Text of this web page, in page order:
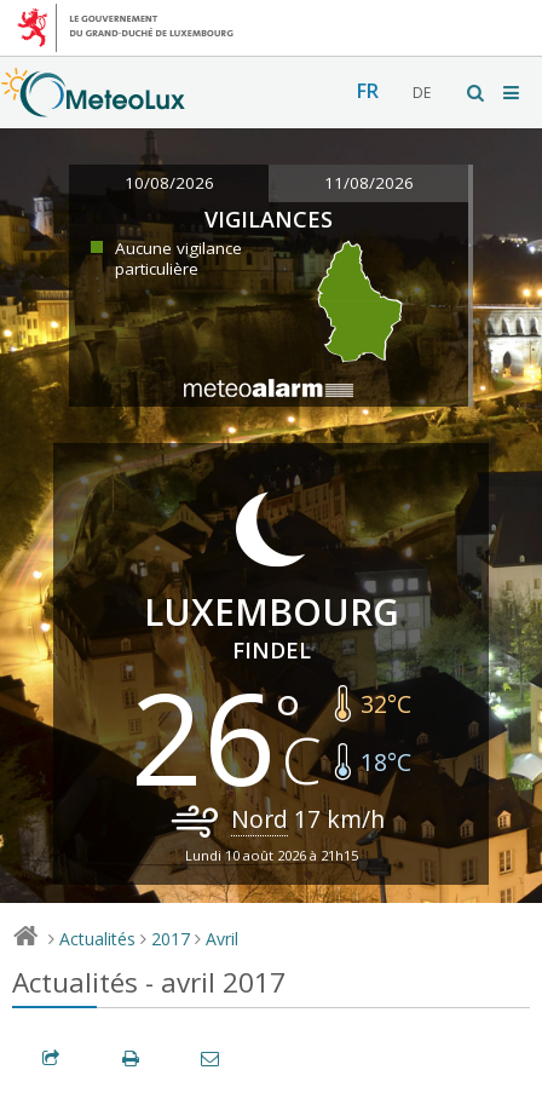
FR DE
10/08/2026 11/08/2026
VIGILANCES
Aucune vigilance
particulière
LUXEMBOURG
FINDEL
26 32°C
18°C
Nord 17km/h
Lundi 10 août 2026 à 21h15
> Actualités > 2017 > Avril
Actualités - avril 2017